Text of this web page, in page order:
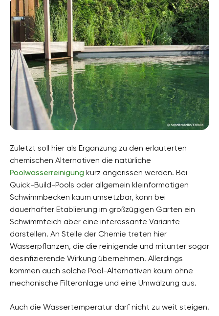
Zuletzt soll hier als Ergänzung zu den erläuterten
chemischen Alternativen die natürliche
Poolwasserreinigung kurz angerissen werden. Bei
Quick-Build-Pools oder allgemein kleinformatigen
Schwimmbecken kaum umsetzbar, kann bei
dauerhafter Etablierung im großzügigen Garten ein
Schwimmteich aber eine interessante Variante
darstellen. An Stelle der Chemie treten hier
Wasserpflanzen, die die reinigende und mitunter sogar
desinfizierende Wirkung übernehmen. Allerdings
kommen auch solche Pool-Alternativen kaum ohne
mechanische Filteranlage und eine Umwälzung aus.
Auch die Wassertemperatur darf nicht zu weit steigen,